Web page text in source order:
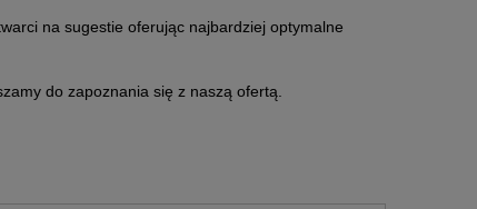
na sugestie oferując najbardziej optymalne
do zapoznania się z naszą ofertą.